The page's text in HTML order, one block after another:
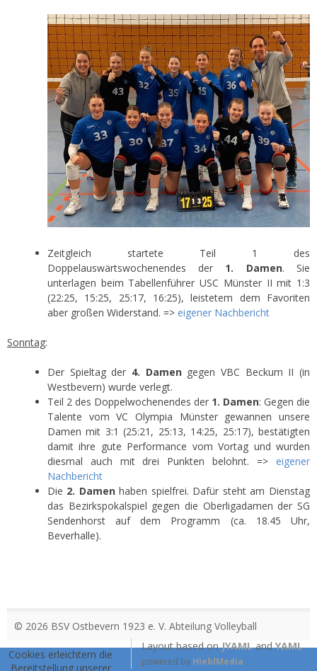
Zeitgleich startete Teil 1 des
Doppelauswärtswochenendes der 1. Damen. Sie
unterlagen beim Tabellenführer USC Münster II mit 1:3
(22:25, 15:25, 25:17, 16:25), leistetem dem Favoriten
aber großen Widerstand. => eigener Nachbericht
Sonntag:
Der Spieltag der 4. Damengegen VBC Beckum II (in
Westbevern) wurde verlegt.
Teil 2 des Doppelwochenendes der 1. Damen: Gegen die
Talente vom VC Olympia Münster gewannen unsere
Damen mit 3:1 (25:21, 25:13, 14:25, 25:17), bestätigten
damit ihre gute Performance vom Vortag und wurden
diesmal auch mit drei Punkten belohnt. => eigener
Nachbericht
Die 2. Damenhaben spielfrei. Dafür steht am Dienstag
das Bezirkspokalspiel gegen die Oberligadamen der SG
Sendenhorst auf dem Programm (ca. 18.45 Uhr,
Beverhalle).
© 2026 BSV Ostbevern 1923 e. V. Abteilung Volleyball
Layout based onJYAMLandYAML
powered by HieblMedia
Cookies erleichtern die
Bereitstellung unserer